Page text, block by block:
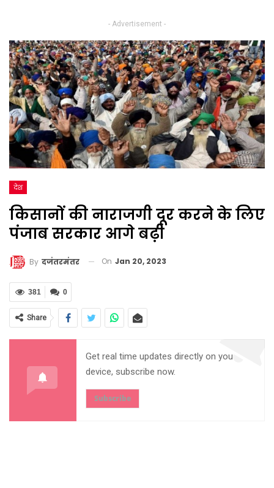
- Advertisement -
देश
किसानों की नाराजगी दूर करने के लिए
पंजाब सरकार आगे बढ़ी
By दजंतरमंतर On Jan 20, 2023
0
381
Share
Get real time updates directly on you
device, subscribe now.
Subscribe